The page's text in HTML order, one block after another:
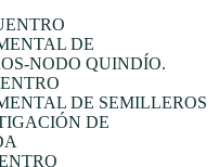
DE
NODO QUINDÍO.
DE SEMILLEROS
DE